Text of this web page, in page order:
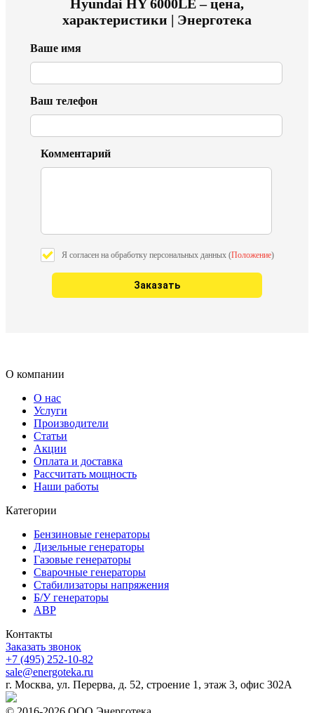
Hyundai HY 6000LE – цена,
характеристики | Энерготека
Ваше имя
Ваш телефон
Комментарий
Я согласен на обработку персональных данных (Положение)
О компании
О нас
Услуги
Производители
Статьи
Акции
Оплата и доставка
Рассчитать мощность
Наши работы
Категории
Бензиновые генераторы
Дизельные генераторы
Газовые генераторы
Сварочные генераторы
Стабилизаторы напряжения
Б/У генераторы
АВР
Контакты
Заказать звонок
+7 (495) 252-10-82
sale@energoteka.ru
г. Москва, ул. Перерва, д. 52, строение 1, этаж 3, офис 302А